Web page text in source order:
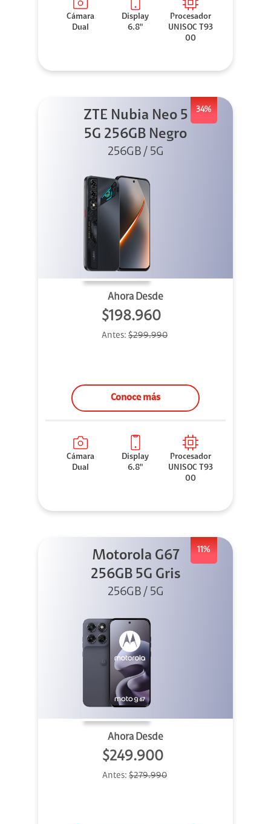
Cámara
Dual
Display
6.8"
Procesador
UNISOC T93
00
34%
ZTE Nubia Neo 5
5G 256GB Negro
256GB / 5G
Ahora Desde
$198.960
Antes: $299.990
Conoce más
Cámara
Dual
Display
6.8"
Procesador
UNISOC T93
00
11%
Motorola G67
256GB 5G Gris
256GB / 5G
Ahora Desde
$249.900
Antes: $279.990